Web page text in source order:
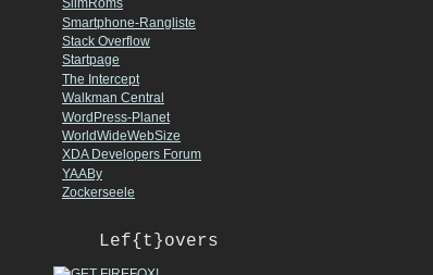
SlimRoms
Smartphone-Rangliste
Stack Overflow
Startpage
The Intercept
Walkman Central
WordPress-Planet
WorldWideWebSize
XDA Developers Forum
YAABy
Zockerseele
Lef{t}overs